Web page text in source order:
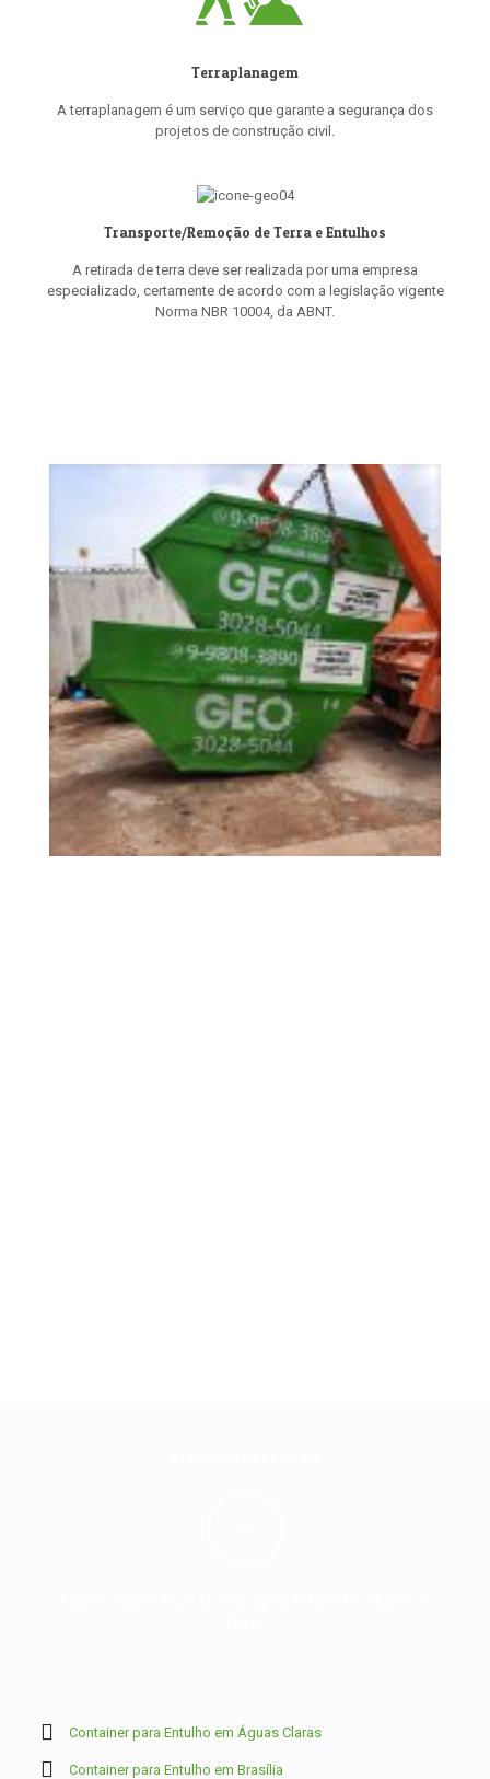
Terraplanagem
A terraplanagem é um serviço que garante a segurança dos
projetos de construção civil.
Transporte/Remoção de Terra e Entulhos
A retirada de terra deve ser realizada por uma empresa
especializado, certamente de acordo com a legislação vigente
Norma NBR 10004, da ABNT.
Container para Entulho em Águas Claras
Container para Entulho em Brasília